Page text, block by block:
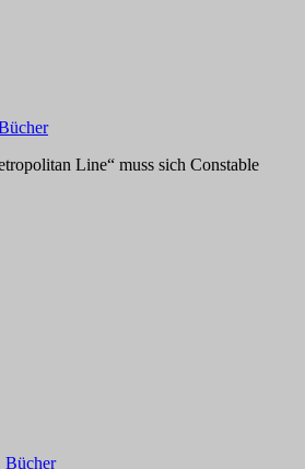
Line“ muss sich Constable
Bücher